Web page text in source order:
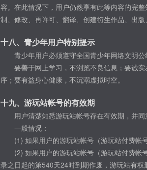
容。在此情况下，用户仍然享有此等内容的完
制、修改、再许可、翻译、创建衍生作品、出
十八、青少年用户特别提示
青少年用户必须遵守全国青少年网络文明公
要善于网上学习，不浏览不良信息；要诚
序；要有益身心健康，不沉溺虚拟时空。
十九、游玩站帐号的有效期
用户清楚知悉游玩站帐号存在有效期，并
一般情况：
(1) 如果用户的游玩站帐号（游玩站付费帐
(2) 如果用户的游玩站帐号（游玩站付费帐
录之日起的第540天24时到期作废，游玩站有权